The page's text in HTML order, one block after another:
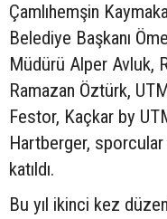
Çamlıhemşin
Belediye Başkanı
Müdürü Alper Avluk,
Ramazan Öztürk,
Festor, Kaçkar by
Hartberger, sporcular
katıldı.
Bu yıl ikinci kez